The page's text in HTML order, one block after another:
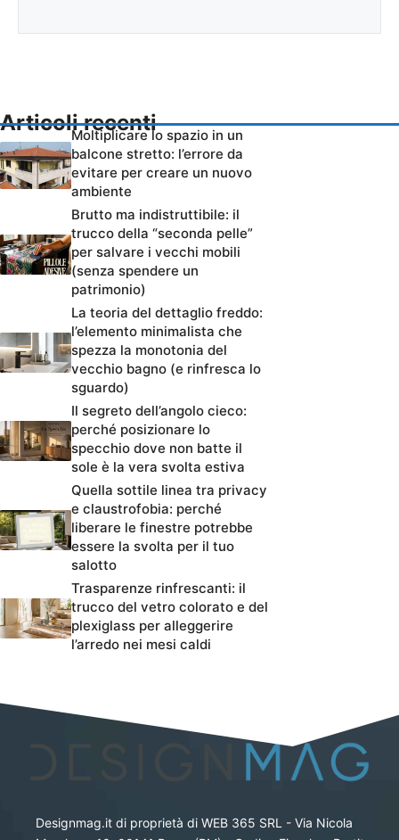
Articoli recenti
Moltiplicare lo spazio in un
balcone stretto: l’errore da
evitare per creare un nuovo
ambiente
Brutto ma indistruttibile: il
trucco della “seconda pelle”
per salvare i vecchi mobili
(senza spendere un
patrimonio)
La teoria del dettaglio freddo:
l’elemento minimalista che
spezza la monotonia del
vecchio bagno (e rinfresca lo
sguardo)
Il segreto dell’angolo cieco:
perché posizionare lo
specchio dove non batte il
sole è la vera svolta estiva
Quella sottile linea tra privacy
e claustrofobia: perché
liberare le finestre potrebbe
essere la svolta per il tuo
salotto
Trasparenze rinfrescanti: il
trucco del vetro colorato e del
plexiglass per alleggerire
l’arredo nei mesi caldi
Designmag.it di proprietà di WEB 365 SRL - Via Nicola